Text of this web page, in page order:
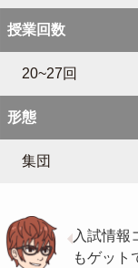
授業回数
20~27回
形態
集団
入試情報
もゲット